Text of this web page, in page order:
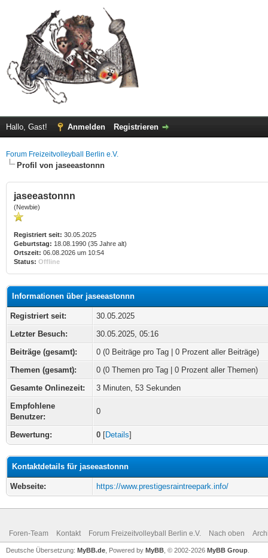
Hallo, Gast! Anmelden Registrieren
Forum Freizeitvolleyball Berlin e.V.
Profil von jaseeastonnn
jaseeastonnn
(Newbie)
Registriert seit: 30.05.2025
Geburtstag: 18.08.1990 (35 Jahre alt)
Ortszeit: 06.08.2026 um 10:54
Status: Offline
Informationen über jaseeastonnn
Registriert seit:
30.05.2025
Letzter Besuch:
30.05.2025, 05:16
Beiträge (gesamt):
0 (0 Beiträge pro Tag | 0 Prozent aller Beiträge)
Themen (gesamt):
0 (0 Themen pro Tag | 0 Prozent aller Themen)
Gesamte Onlinezeit:
3 Minuten, 53 Sekunden
Empfohlene
Benutzer:
0
Bewertung: 0 [Details]
Kontaktdetails für jaseeastonnn
Webseite: https://www.prestigesraintreepark.info/
Foren-Team Kontakt Forum Freizeitvolleyball Berlin e.V. Nach oben
Deutsche Übersetzung: MyBB.de , Powered by MyBB , © 2002-2026 MyBB Group